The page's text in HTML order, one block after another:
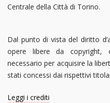
Centrale della Città di Torino.
Dal punto di vista del diritto
opere libere da copyright,
necessario per acquisire la
stati concessi dai rispettivi
Leggi i crediti